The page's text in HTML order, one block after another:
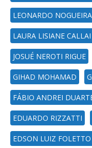
LEONARDO
LAURA LISIANE
JOSUÉ NEROTI RIGUE
GIHAD MOHAMAD
FÁBIO ANDREI
EDUARDO RIZZATTI
EDSON LUIZ FOLETTO